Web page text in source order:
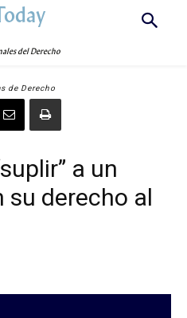
del Derecho
de Derecho
a un
su derecho al